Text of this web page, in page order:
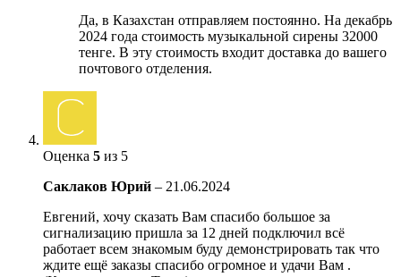
Да, в Казахстан отправляем постоянно. На декабрь
2024 года стоимость музыкальной сирены 32000
тенге. В эту стоимость входит доставка до вашего
почтового отделения.
Оценка 5 из 5
Саклаков Юрий – 21.06.2024
Евгений, хочу сказать Вам спасибо большое за
сигнализацию пришла за 12 дней подключил всё
работает всем знакомым буду демонстрировать так что
ждите ещё заказы спасибо огромное и удачи Вам .